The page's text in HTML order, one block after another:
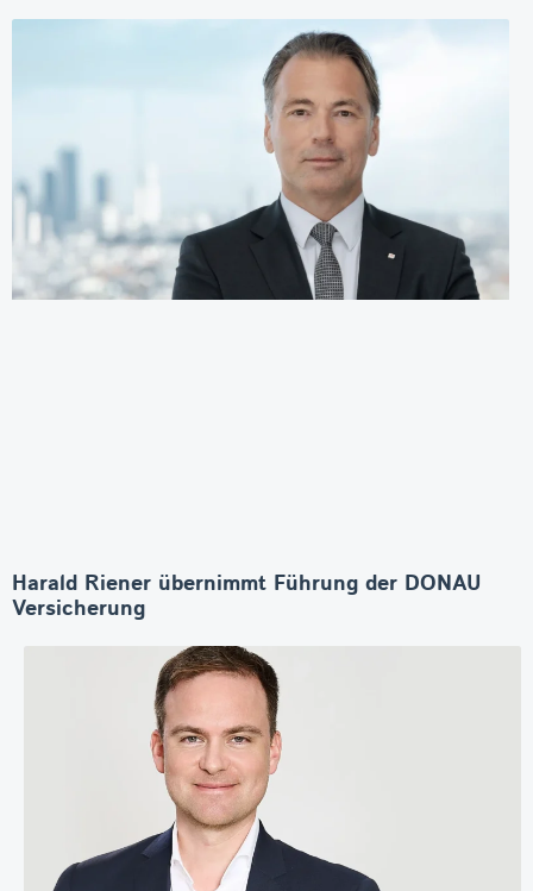
Harald Riener übernimmt Führung der DONAU
Versicherung